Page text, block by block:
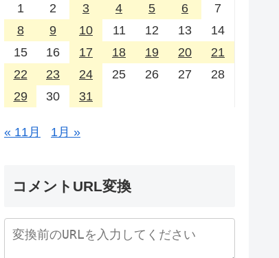
1 2 3 4 5 6
7
8
9 10 11 12 13
14
15
16 17 18 19 20
21
22
23 24 25 26 27
28
29
30 31
« 11月 1月 »
コメントURL変換